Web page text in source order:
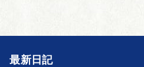
最新日記